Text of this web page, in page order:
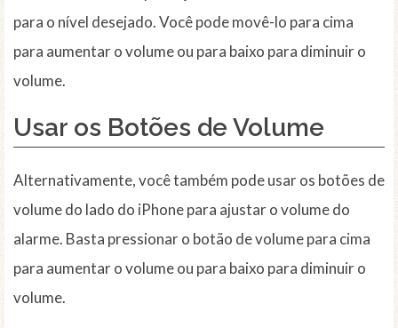
para o nível desejado. Você pode movê-lo para cima
para aumentar o volume ou para baixo para diminuir o
volume.
Usar os Botões de Volume
Alternativamente, você também pode usar os botões de
volume do lado do iPhone para ajustar o volume do
alarme. Basta pressionar o botão de volume para cima
para aumentar o volume ou para baixo para diminuir o
volume.